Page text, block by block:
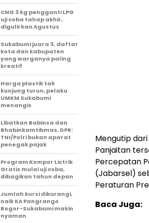
Mengutip
Panjaitan
Percepatan
(Jabarsel)
Peraturan
Baca Juga:
CNG 3 kg pengganti LPG
uji coba tahap akhir,
digulirkan Agustus
Sukabumi juara 3, daftar
kota dan kabupaten
yang warganya paling
kreatif
Harga plastik tak
kunjung turun, pelaku
UMKM Sukabumi
menangis
Libatkan Babinsa dan
Bhabinkamtibmas, DPR:
TNI/Polri bukan aparat
penegak pajak
Program Kompor Listrik
Gratis mulai uji coba,
dibagikan tahun depan
Jumlah kursi dikurangi,
naik KA Pangrango
Bogor-Sukabumi makin
nyaman